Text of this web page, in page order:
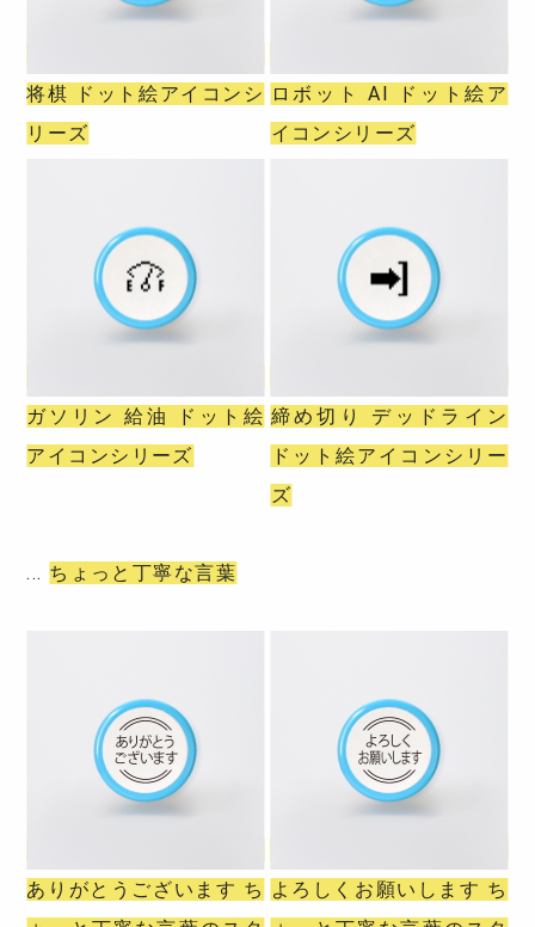
将棋 ドット絵アイコンシ
リーズ
ロボット AI ドット絵ア
イコンシリーズ
ガソリン 給油 ドット絵
アイコンシリーズ
締め切り デッドライン
ドット絵アイコンシリー
ズ
ちょっと丁寧な言葉
ありがとうございます ち よろしくお願いします ち